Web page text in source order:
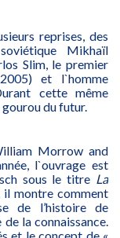
reprises, des
Mikhaïl
Slim, le premier
et l`homme
cette même
du futur.
Morrow and
l`ouvrage est
sous le titre La
il montre comment
de l’histoire de
la connaissance.